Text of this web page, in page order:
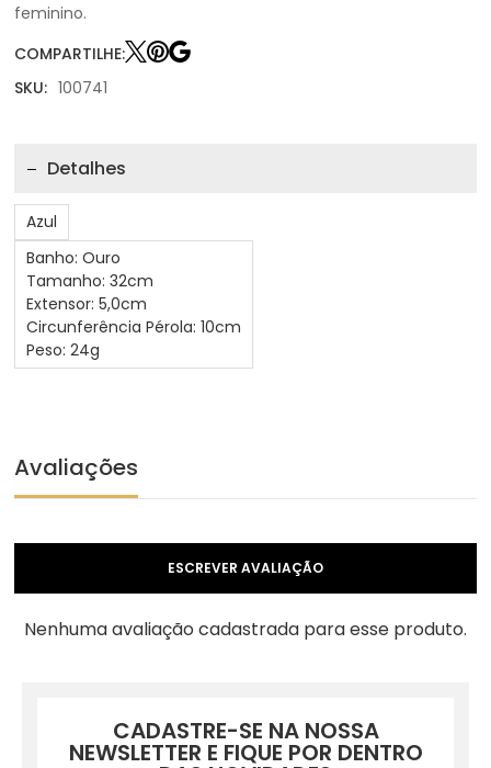
feminino.
COMPARTILHE:
SKU: 100741
Detalhes
Azul
Banho: Ouro
Tamanho: 32cm
Extensor: 5,0cm
Circunferência Pérola: 10cm
Peso: 24g
Avaliações
ESCREVER AVALIAÇÃO
Nenhuma avaliação cadastrada para esse produto.
CADASTRE-SE NA NOSSA
NEWSLETTER E FIQUE POR DENTRO